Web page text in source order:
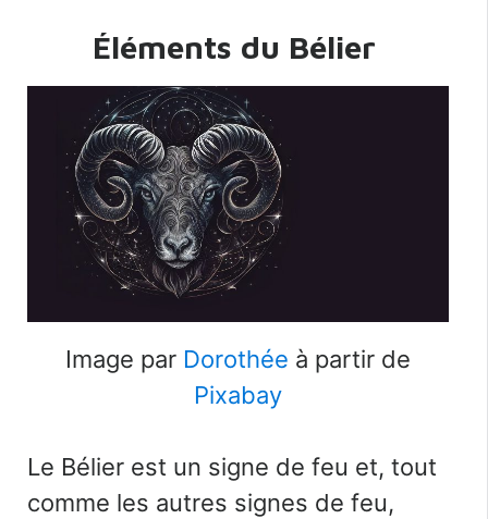
Éléments du Bélier
Image par Dorothée à partir de
Pixabay
Le Bélier est un signe de feu et, tout
comme les autres signes de feu,